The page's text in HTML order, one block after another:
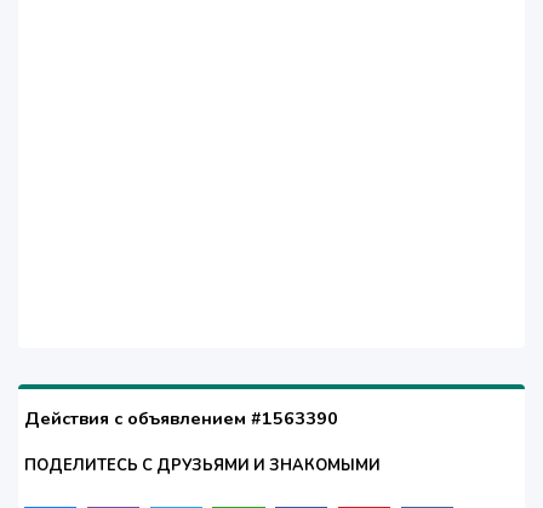
Действия с объявлением #1563390
ПОДЕЛИТЕСЬ С ДРУЗЬЯМИ И ЗНАКОМЫМИ